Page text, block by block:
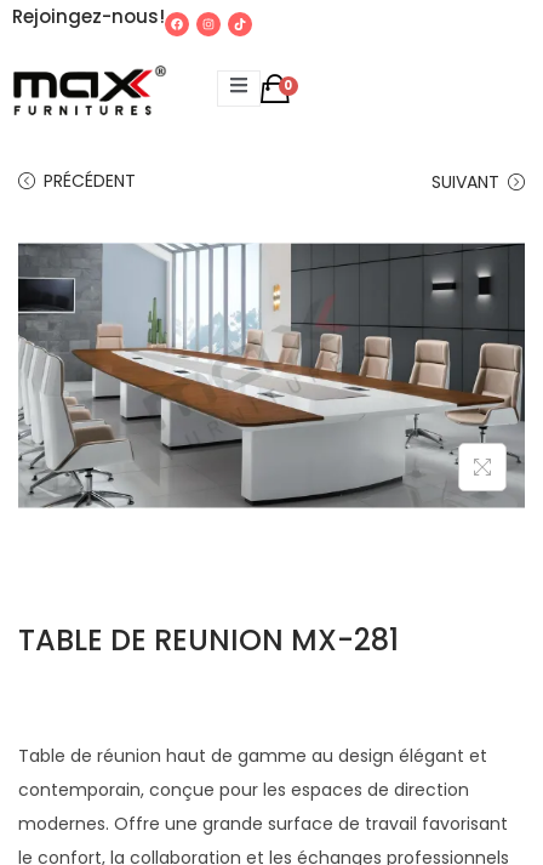
Rejoingez-nous!
0
PRÉCÉDENT SUIVANT
TABLE DE REUNION MX-281
Table de réunion haut de gamme au design élégant et
contemporain, conçue pour les espaces de direction
modernes. Offre une grande surface de travail favorisant
le confort, la collaboration et les échanges professionnels